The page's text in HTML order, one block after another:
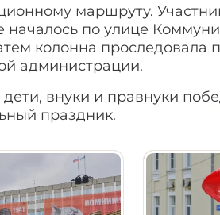
маршруту.
по улице
колонна проследовала
администрации.
внуки и правнуки
праздник.